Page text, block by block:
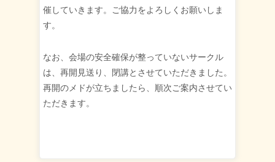
催していきます。ご協力をよろしくお願いしま
す。
なお、会場の安全確保が整っていないサークル
は、再開見送り、閉講とさせていただきました。
再開のメドが立ちましたら、順次ご案内させてい
ただきます。